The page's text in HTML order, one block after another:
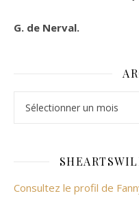
G. de Nerval.
Consultez le profil de